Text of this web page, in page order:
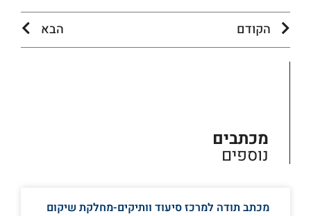
הקודם הבא
מכתבים
נוספים
מכתב תודה למרכז סיעוד וותיקים-מחלקת שיקום